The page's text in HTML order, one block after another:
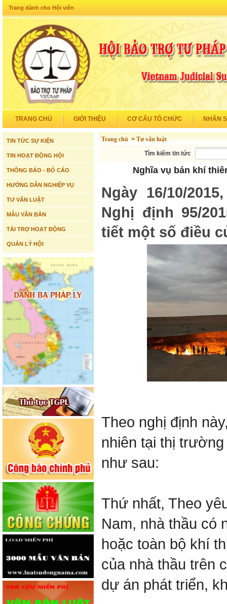
Trang dành cho Hội viên
TRANG CHỦ GIỚI THIỆU CƠ CẤU TỔ CHỨC NHÂN
TIN TỨC SỰ KIỆN
TIN HOẠT ĐỘNG HỘI
THÔNG BÁO - BỐ CÁO
HƯỚNG DẪN NGHIỆP VỤ
TƯ VẤN LUẬT
MẪU VĂN BẢN
TÀI TRỢ HOẠT ĐỘNG
QUẢN LÝ HỘI
Trang chủ > Tư vấn luật
Tìm kiếm tin tức
Nghĩa vụ bán khí
Ngày 16/10/
Nghị định 95/
tiết một số điều
Theo nghị định
nhiên tại thị
như sau:
Thứ nhất, Theo
Nam, nhà thầu có
hoặc toàn bộ khí
của nhà thầu trên
dự án phát triển,